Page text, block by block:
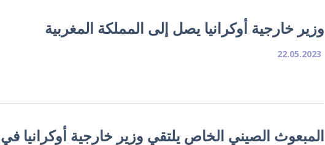
وزير خارجية أوكرانيا يصل إلى المملكة المغربية
22.05.2023
المبعوث الصيني الخاص يلتقي وزير خارجية أوكرانيا في